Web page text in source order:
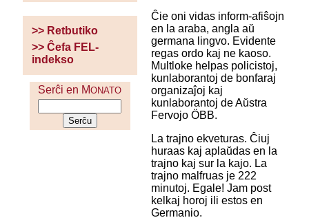
>> Retbutiko
>> Ĉefa FEL-
indekso
Serĉi en MONATO
Ĉie oni vidas inform-afiŝojn
en la araba, angla aŭ
germana lingvo. Evidente
regas ordo kaj ne kaoso.
Multloke helpas policistoj,
kunlaborantoj de bonfaraj
organizaĵoj kaj
kunlaborantoj de Aŭstra
Fervojo ÖBB.
La trajno ekveturas. Ĉiuj
huraas kaj aplaŭdas en la
trajno kaj sur la kajo. La
trajno malfruas je 222
minutoj. Egale! Jam post
kelkaj horoj ili estos en
Germanio.